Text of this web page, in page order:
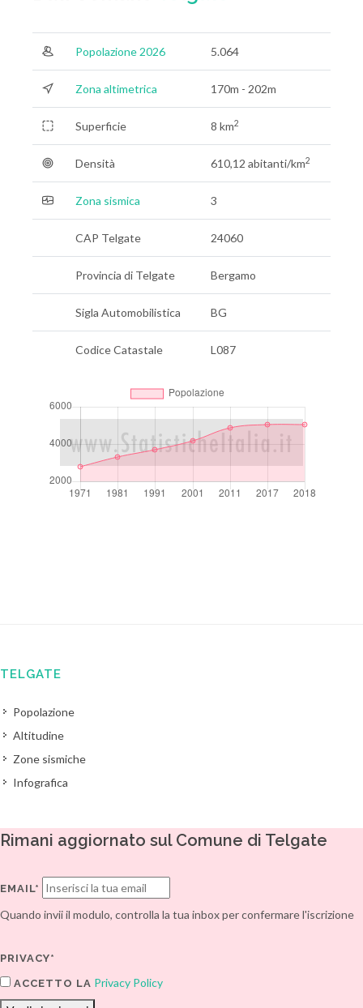
Popolazione 2026 5.064
Zona altimetrica 170m - 202m
Superficie 8 km2
Densità 610,12 abitanti/km2
Zona sismica 3
CAP Telgate 24060
Provincia di Telgate Bergamo
Sigla Automobilistica BG
Codice Catastale L087
TELGATE
Popolazione
Altitudine
Zone sismiche
Infografica
Rimani aggiornato sul Comune di Telgate
EMAIL*
Quando invii il modulo, controlla la tua inbox per confermare l'iscrizione
PRIVACY*
ACCETTO LA Privacy Policy